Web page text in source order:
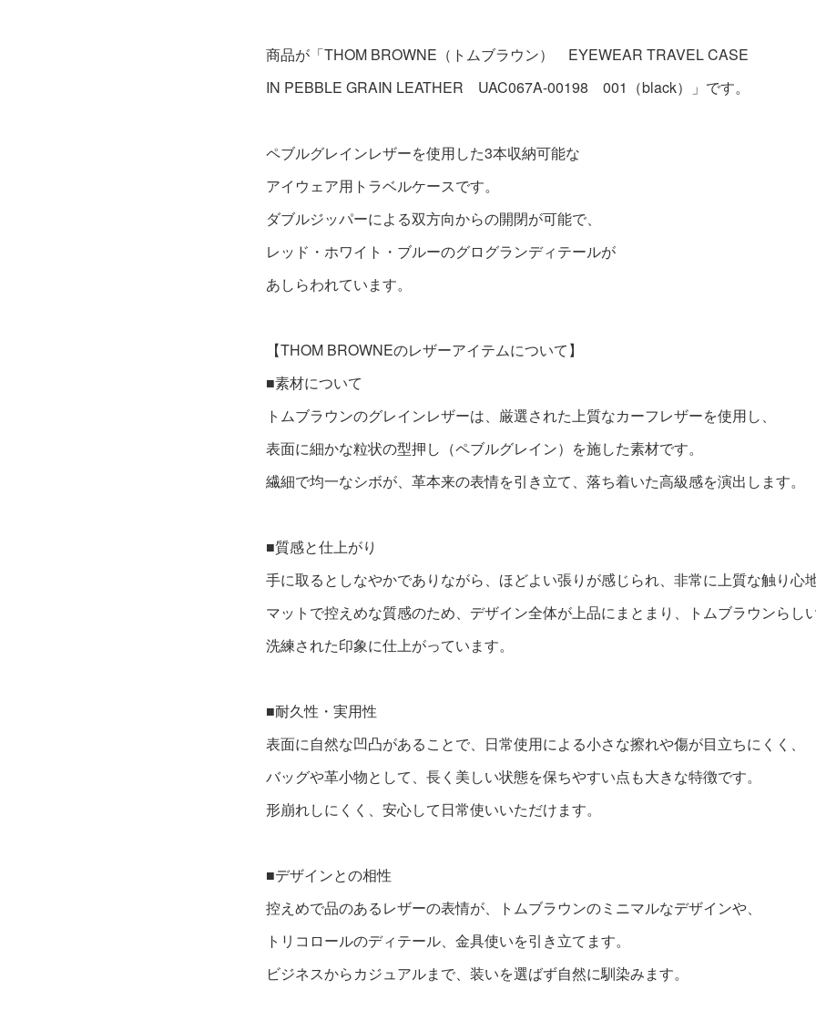
商品が「THOM BROWNE（トムブラウン） EYEWEAR TRAVEL CASE
IN PEBBLE GRAIN LEATHER UAC067A-00198 001（black）」です。
ペブルグレインレザーを使用した3本収納可能な
アイウェア用トラベルケースです。
ダブルジッパーによる双方向からの開閉が可能で、
レッド・ホワイト・ブルーのグログランディテールが
あしらわれています。
【THOM BROWNEのレザーアイテムについて】
■素材について
トムブラウンのグレインレザーは、厳選された上質なカーフレザーを使用し、
表面に細かな粒状の型押し（ペブルグレイン）を施した素材です。
繊細で均一なシボが、革本来の表情を引き立て、落ち着いた高級感を演出します。
■質感と仕上がり
手に取るとしなやかでありながら、ほどよい張りが感じられ、非常に上質な触り心地
マットで控えめな質感のため、デザイン全体が上品にまとまり、トムブラウンらし
洗練された印象に仕上がっています。
■耐久性・実用性
表面に自然な凹凸があることで、日常使用による小さな擦れや傷が目立ちにくく、
バッグや⾰⼩物として、⻑く美しい状態を保ちやすい点も⼤きな特徴です。
形崩れしにくく、安心して日常使いいただけます。
■デザインとの相性
控えめで品のあるレザーの表情が、トムブラウンのミニマルなデザインや、
トリコロールのディテール、金具使いを引き立てます。
ビジネスからカジュアルまで、装いを選ばず自然に馴染みます。